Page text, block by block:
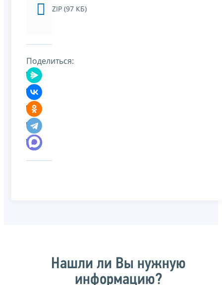
ZIP (97 КБ)
Поделиться:
Нашли ли Вы нужную
информацию?